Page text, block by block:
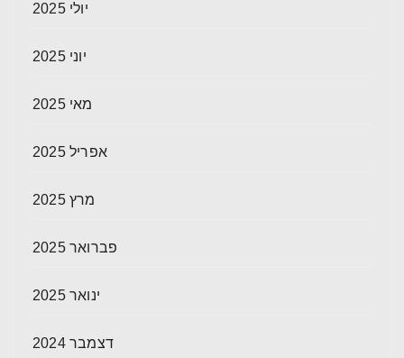
יולי 2025
יוני 2025
מאי 2025
אפריל 2025
מרץ 2025
פברואר 2025
ינואר 2025
דצמבר 2024